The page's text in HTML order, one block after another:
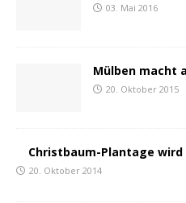
03. Mai 2016
Mülben macht
20. Oktober 2015
Christbaum-Plantage
20. Oktober 2014